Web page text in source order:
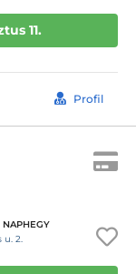
11.
Profil
2.